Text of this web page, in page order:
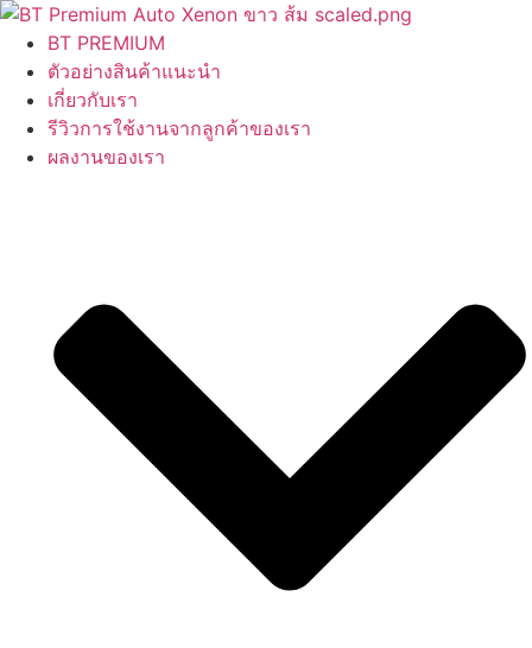
Skip
content
BT PREMIUM
ตัวอย่างสินค้าแนะนำ
เกี่ยวกับเรา
รีวิวการใช้งานจากลูกค้าของเรา
ผลงานของเรา